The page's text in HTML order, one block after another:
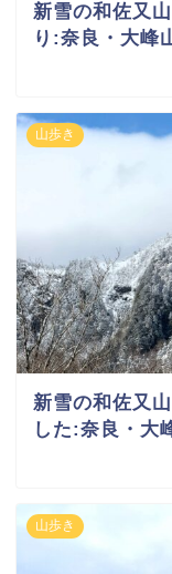
新雪の和佐又
り:奈良・大峰
山歩き
新雪の和佐又
した:奈良・大
山歩き